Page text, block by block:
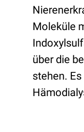
Moleküle
über die
stehen.